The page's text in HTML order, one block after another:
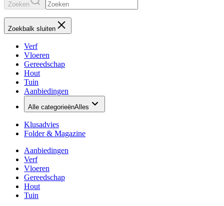
Zoeken
Zoekbalk sluiten
Verf
Vloeren
Gereedschap
Hout
Tuin
Aanbiedingen
Alle categorieënAlles
Klusadvies
Folder & Magazine
Aanbiedingen
Verf
Vloeren
Gereedschap
Hout
Tuin